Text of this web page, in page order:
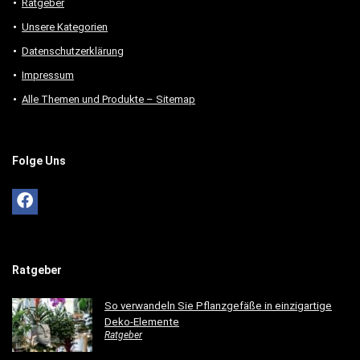
Ratgeber
Unsere Kategorien
Datenschutzerklärung
Impressum
Alle Themen und Produkte – Sitemap
Folge Uns
Ratgeber
So verwandeln Sie Pflanzgefäße in einzigartige
Deko-Elemente
Ratgeber